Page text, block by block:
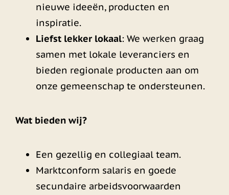
nieuwe ideeën, producten en
inspiratie.
Liefst lekker lokaal: We werken graag
samen met lokale leveranciers en
bieden regionale producten aan om
onze gemeenschap te ondersteunen.
Wat bieden wij?
Een gezellig en collegiaal team.
Marktconform salaris en goede
secundaire arbeidsvoorwaarden